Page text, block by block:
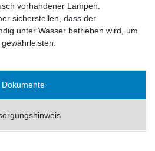
vorhandener Lampen.
sicherstellen, dass der
unter Wasser betrieben wird, um
Dokumente